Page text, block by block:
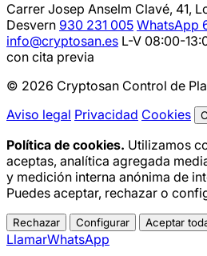
Carrer Josep Anselm Clavé, 41,
Desvern 930 231 005 WhatsApp
info@cryptosan.es L-V 08:00-
con cita previa
© 2026 Cryptosan Control de
Aviso legal Privacidad Cookies
Política de cookies. Utilizamos
aceptas, analítica agregada
y medición interna anónima de
Puedes aceptar, rechazar o
Rechazar Configurar Aceptar
LlamarWhatsApp